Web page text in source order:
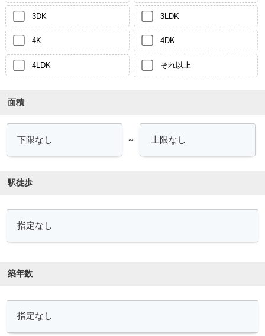
3DK 3LDK
4K 4DK
4LDK それ以上
面積
～
駅徒歩
築年数